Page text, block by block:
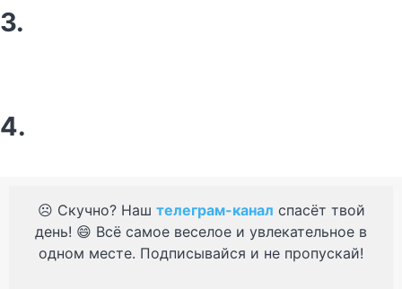
3.
4.
☹️ Скучно? Наш телеграм-канал спасёт твой
день! 😄 Всё самое веселое и увлекательное в
одном месте. Подписывайся и не пропускай!